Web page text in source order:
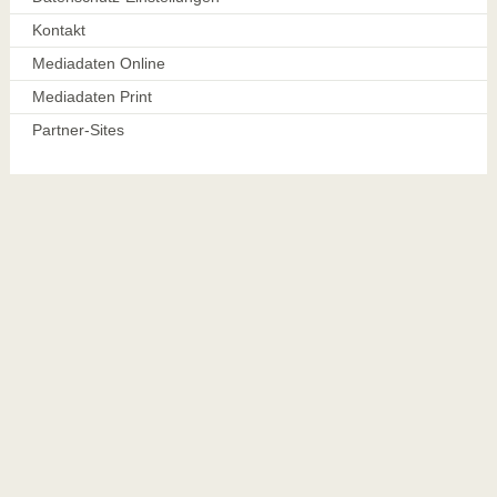
Kontakt
Mediadaten Online
Mediadaten Print
Partner-Sites